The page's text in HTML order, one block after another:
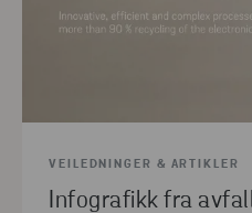
VEILEDNINGER & ARTIKLER
Infografikk fra